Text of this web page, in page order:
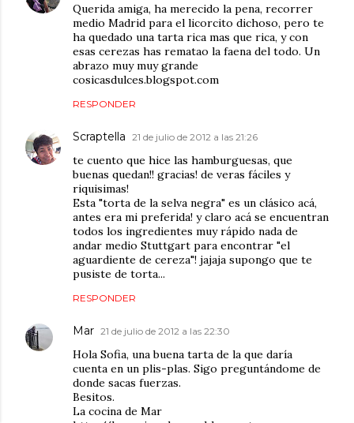
Querida amiga, ha merecido la pena, recorrer
medio Madrid para el licorcito dichoso, pero te
ha quedado una tarta rica mas que rica, y con
esas cerezas has rematao la faena del todo. Un
abrazo muy muy grande
cosicasdulces.blogspot.com
RESPONDER
Scraptella 21 de julio de 2012 a las 21:26
te cuento que hice las hamburguesas, que
buenas quedan!! gracias! de veras fáciles y
riquisimas!
Esta "torta de la selva negra" es un clásico acá,
antes era mi preferida! y claro acá se encuentran
todos los ingredientes muy rápido nada de
andar medio Stuttgart para encontrar "el
aguardiente de cereza"! jajaja supongo que te
pusiste de torta...
RESPONDER
Mar 21 de julio de 2012 a las 22:30
Hola Sofia, una buena tarta de la que daría
cuenta en un plis-plas. Sigo preguntándome de
donde sacas fuerzas.
Besitos.
La cocina de Mar